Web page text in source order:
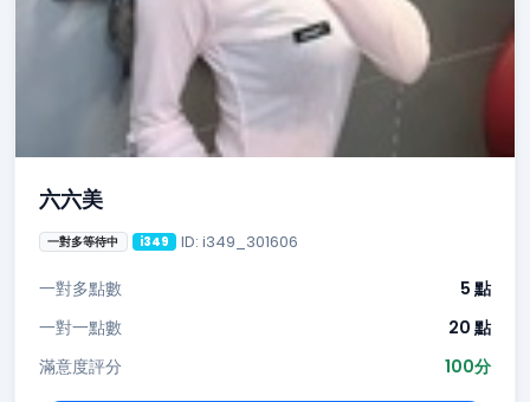
六六美
一對多等待中 i349 ID: i349_301606
一對多點數
5 點
一對一點數
20 點
滿意度評分
100分